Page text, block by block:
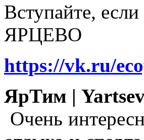
Вступайте,
ЯРЦЕВО
https://vk.ru/
ЯрТим |
Очень